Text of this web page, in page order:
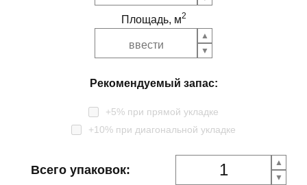
Площадь, м2
Рекомендуемый запас:
+5% при прямой укладке
+10% при диагональной укладке
Всего упаковок: